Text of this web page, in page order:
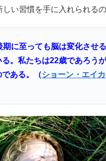
い習慣を手に入れられるの
に至っても脳は変化させ
。私たちは22歳であろう
ある。（ショーン・エイ